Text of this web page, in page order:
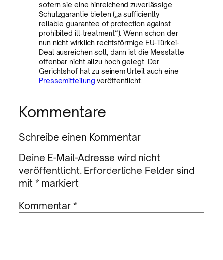
sofern sie eine hinreichend zuverlässige
Schutzgarantie bieten („a sufficiently
reliable guarantee of protection against
prohibited ill‑treatment“). Wenn schon der
nun nicht wirklich rechtsförmige EU-Türkei-
Deal ausreichen soll, dann ist die Messlatte
offenbar nicht allzu hoch gelegt. Der
Gerichtshof hat zu seinem Urteil auch eine
Pressemitteilung veröffentlicht.
Kommentare
Schreibe einen Kommentar
Deine E-Mail-Adresse wird nicht
veröffentlicht. Erforderliche Felder sind
mit * markiert
Kommentar*